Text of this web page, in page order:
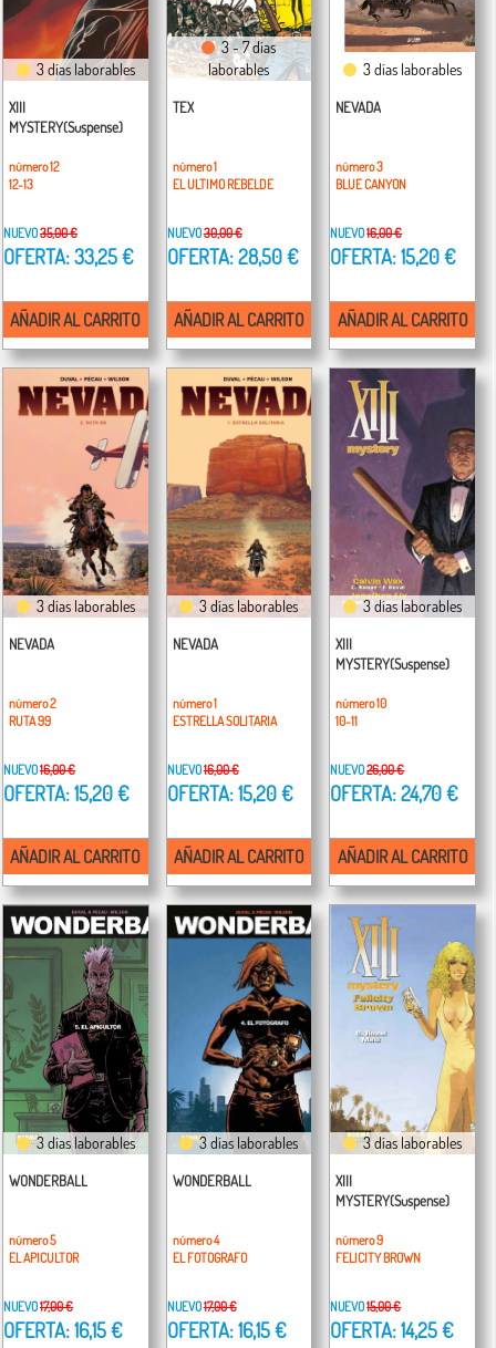
3 días laborables
XIII
MYSTERY(Suspense)
número 12
12-13
NUEVO35,00 €
OFERTA: 33,25 €
AÑADIR AL CARRITO
3 - 7 días
laborables
TEX
número 1
EL ULTIMO REBELDE
NUEVO30,00 €
OFERTA: 28,50 €
AÑADIR AL CARRITO
3 días laborables
NEVADA
número 3
BLUE CANYON
NUEVO16,00 €
OFERTA: 15,20 €
AÑADIR AL CARRITO
3 días laborables
NEVADA
número 2
RUTA 99
NUEVO16,00 €
OFERTA: 15,20 €
AÑADIR AL CARRITO
3 días laborables
NEVADA
número 1
ESTRELLA SOLITARIA
NUEVO16,00 €
OFERTA: 15,20 €
AÑADIR AL CARRITO
3 días laborables
XIII
MYSTERY(Suspense)
número 10
10-11
NUEVO26,00 €
OFERTA: 24,70 €
AÑADIR AL CARRITO
3 días laborables
WONDERBALL
número 5
EL APICULTOR
NUEVO17,00 €
OFERTA: 16,15 €
3 días laborables
WONDERBALL
número 4
EL FOTOGRAFO
NUEVO17,00 €
OFERTA: 16,15 €
3 días laborables
XIII
MYSTERY(Suspense)
número 9
FELICITY BROWN
NUEVO15,00 €
OFERTA: 14,25 €